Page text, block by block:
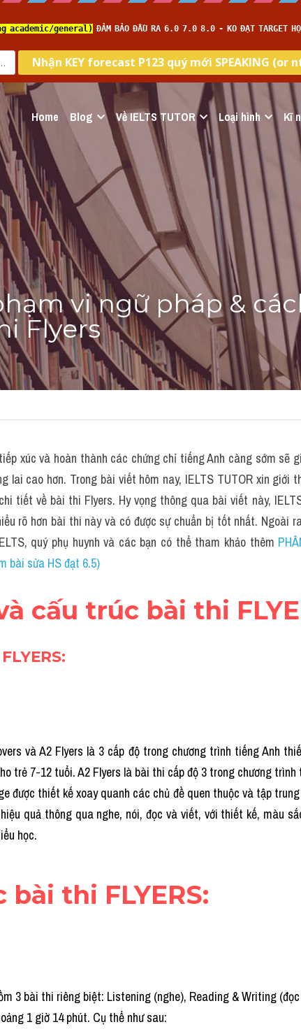
Home Blog Về IELTS TUTOR Loại hình Kĩ
vi ngữ pháp &
Flyers
xúc và hoàn thành các chứng chỉ tiếng Anh càng sớm sẽ
lai cao hơn. Trong bài viết hôm nay, IELTS TUTOR xin giới
tiết về bài thi Flyers. Hy vọng thông qua bài viết này,
rõ hơn bài thi này và có được sự chuẩn bị tốt nhất. Ngoài
quý phụ huynh và các bạn có thể tham khảo thêm
bài sửa HS đạt 6.5)
cấu trúc bài thi
và A2 Flyers là 3 cấp độ trong chương trình tiếng Anh
trẻ 7-12 tuổi. A2 Flyers là bài thi cấp độ 3 trong chương trình
được thiết kế xoay quanh các chủ đề quen thuộc và tập
quả thông qua nghe, nói, đọc và viết, với thiết kế, màu
học.
bài thi FLYERS:
3 bài thi riêng biệt: Listening (nghe), Reading & Writing
1 giờ 14 phút. Cụ thể như sau: